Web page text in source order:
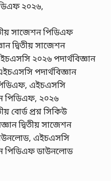
২০২৬,
সাজেশন পিডিএফ
দ্বিতীয় সাজেশন
২০২৬ পদার্থবিজ্ঞান
পদার্থবিজ্ঞান
পিডিএফ, এইচএসসি
পিডিএফ, ২০২৬
বোর্ড প্রশ্ন সিকিউ
দ্বিতীয় সাজেশন
এইচএসসি
পিডিএফ ডাউনলোড